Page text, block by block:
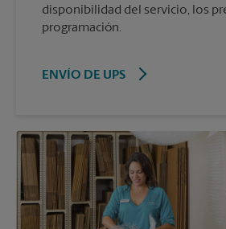
disponibilidad del servicio, los
programación.
ENVÍO DE UPS